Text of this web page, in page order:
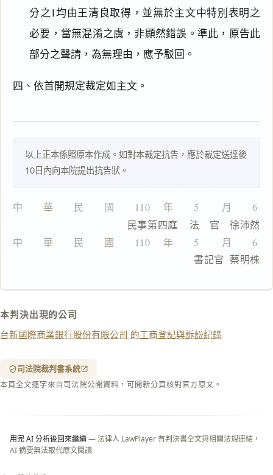
分之1均由王清良取得，並無於主文中特別表明之
必要，當無混淆之虞，非顯然錯誤。準此，原告此
部分之聲請，為無理由，應予駁回。
四、依首開規定裁定如主文。
以上正本係照原本作成。如對本裁定抗告，應於裁定送達後
10日內向本院提出抗告狀。
中　　華　　民　　國　　110 　年　　5 　　月　　6
                  民事第四庭    法　官　徐沛然
中　　華　　民　　國　　110 　年　　5 　　月　　6
                                書記官  蔡明株
本判決出現的公司
台新國際商業銀行股份有限公司 的工商登記與訴訟紀錄
司法院裁判書系統
本頁全文逐字來自司法院公開資料，可開新分頁核對官方原文。
用完 AI 分析後回來繼續— 法律人 LawPlayer 有判決書全文與相關法規連結，
AI 摘要無法取代原文閱讀
複
文